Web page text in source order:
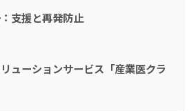
支援と再発防止
ューションサービス「産業医クラ